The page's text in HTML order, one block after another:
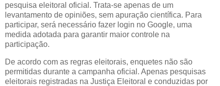
pesquisa eleitoral oficial. Trata-se apenas de um
levantamento de opiniões, sem apuração científica. Para
participar, será necessário fazer login no Google, uma
medida adotada para garantir maior controle na
participação.
De acordo com as regras eleitorais, enquetes não são
permitidas durante a campanha oficial. Apenas pesquisas
eleitorais registradas na Justiça Eleitoral e conduzidas por